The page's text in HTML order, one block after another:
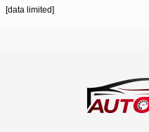
[data limited]